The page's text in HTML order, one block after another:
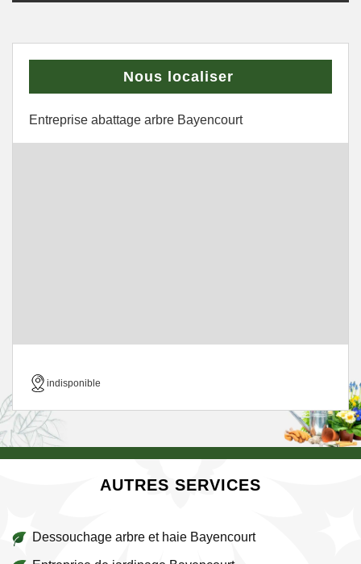
Nous localiser
Entreprise abattage arbre Bayencourt
indisponible
AUTRES SERVICES
Dessouchage arbre et haie Bayencourt